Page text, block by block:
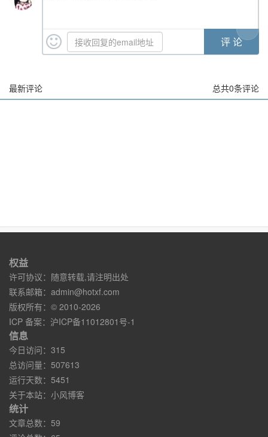
最新评论 总共0条评论
权益
许可协议：随意转载,请注明出处
联系邮箱： admin@hotxf.com
版权所有：© 2010-2026
ICP 备案： 沪ICP备11012801号-1
信息
今日访问：315
总访问量：507613
运行天数：5451
关于本站： 小风博客
统计
文章总数：59